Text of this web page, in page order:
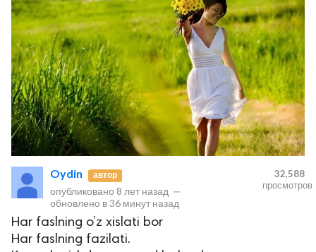
Oydin автор
опубликовано 8 лет назад —
обновлено в36 минут назад
32,588
просмотров
Har faslning o’z xislati bor
Har faslning fazilati.